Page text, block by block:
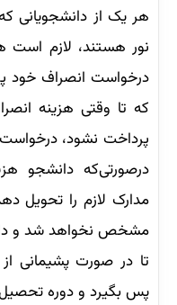
هر یک از دانشجویانی
نور هستند، لازم است
درخواست انصراف خود
که تا وقتی هزینه
پرداخت نشود،
درصورتی‌که دانشجو
مدارک لازم را تحویل
تا در صورت پشیمانی
پس بگیرد و دوره